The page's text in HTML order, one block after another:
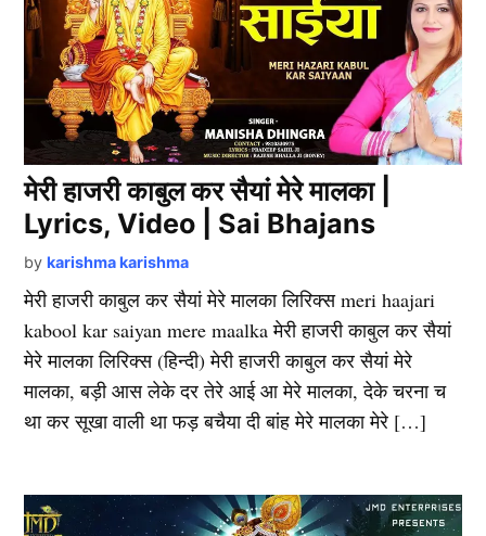
मेरी हाजरी काबुल कर सैयां मेरे मालका |
Lyrics, Video | Sai Bhajans
by karishma karishma
मेरी हाजरी काबुल कर सैयां मेरे मालका लिरिक्स meri haajari
kabool kar saiyan mere maalka मेरी हाजरी काबुल कर सैयां
मेरे मालका लिरिक्स (हिन्दी) मेरी हाजरी काबुल कर सैयां मेरे
मालका, बड़ी आस लेके दर तेरे आई आ मेरे मालका, देके चरना च
था कर सूखा वाली था फड़ बचैया दी बांह मेरे मालका मेरे […]